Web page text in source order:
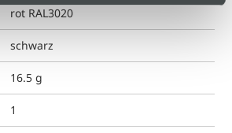
rot RAL3020
schwarz
16.5 g
1